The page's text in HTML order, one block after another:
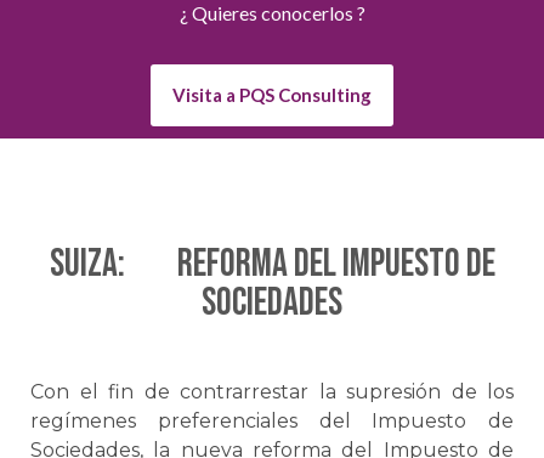
¿ Quieres conocerlos ?
Visita a PQS Consulting
Suiza: Reforma del Impuesto de
Sociedades
Con el fin de contrarrestar la supresión de los
regímenes preferenciales del Impuesto de
Sociedades, la nueva reforma del Impuesto de